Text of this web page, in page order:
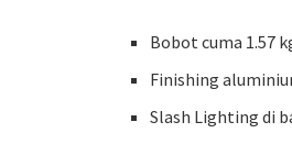
Bobot cuma 1.57
Finishing
Slash Lighting di